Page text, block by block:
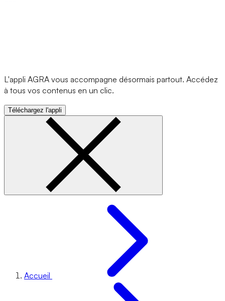
L'appli AGRA vous accompagne désormais partout. Accédez
à tous vos contenus en un clic.
Téléchargez l'appli
Accueil